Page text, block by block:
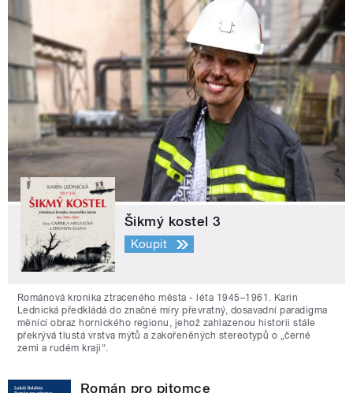
Šikmý kostel 3
Koupit
Románová kronika ztraceného města - léta 1945–1961. Karin
Lednická předkládá do značné míry převratný, dosavadní paradigma
měnící obraz hornického regionu, jehož zahlazenou historii stále
překrývá tlustá vrstva mýtů a zakořeněných stereotypů o „černé
zemi a rudém kraji“.
Román pro pitomce